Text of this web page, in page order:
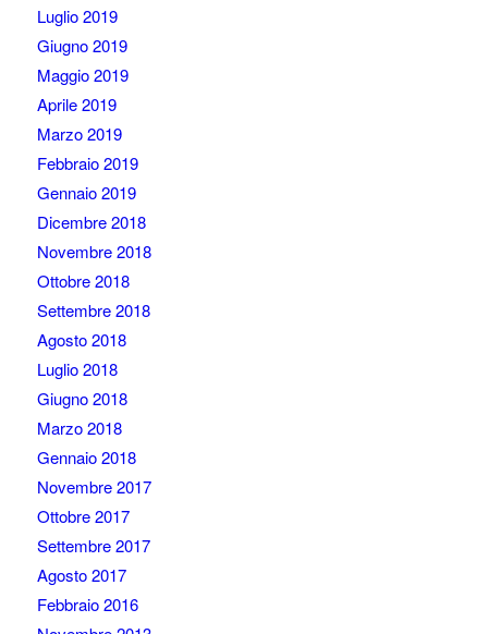
Luglio 2019
Giugno 2019
Maggio 2019
Aprile 2019
Marzo 2019
Febbraio 2019
Gennaio 2019
Dicembre 2018
Novembre 2018
Ottobre 2018
Settembre 2018
Agosto 2018
Luglio 2018
Giugno 2018
Marzo 2018
Gennaio 2018
Novembre 2017
Ottobre 2017
Settembre 2017
Agosto 2017
Febbraio 2016